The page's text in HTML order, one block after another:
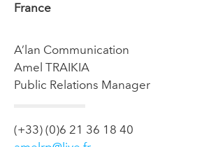
France
A’lan Communication
Amel TRAIKIA
Public Relations Manager
(+33) (0)6 21 36 18 40